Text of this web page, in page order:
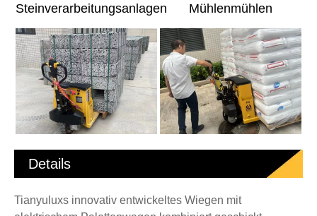
Steinverarbeitungsanlagen Mühlenmühlen
Details
Tianyuluxs innovativ entwickeltes Wiegen mit